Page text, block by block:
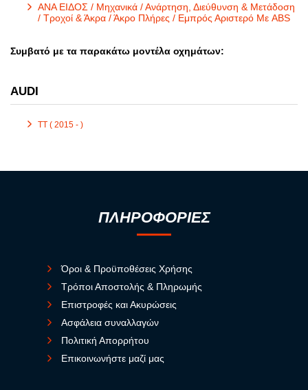
ΑΝΑ ΕΙΔΟΣ / Μηχανικά / Ανάρτηση, Διεύθυνση & Μετάδοση
/ Τροχοί & Άκρα / Άκρο Πλήρες / Εμπρός Αριστερό Με ABS
Συμβατό με τα παρακάτω μοντέλα οχημάτων:
AUDI
TT ( 2015 - )
ΠΛΗΡΟΦΟΡΙΕΣ
Όροι & Προϋποθέσεις Χρήσης
Τρόποι Αποστολής & Πληρωμής
Επιστροφές και Ακυρώσεις
Ασφάλεια συναλλαγών
Πολιτική Απορρήτου
Επικοινωνήστε μαζί μας